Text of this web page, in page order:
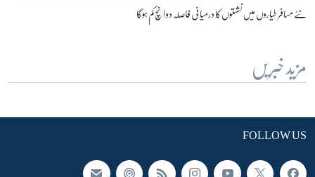
نئے مسافر طیاروں میں نشستوں کا درمیانی فاصلہ دو انچ کم ہوگا
مزید خبریں
FOLLOW US